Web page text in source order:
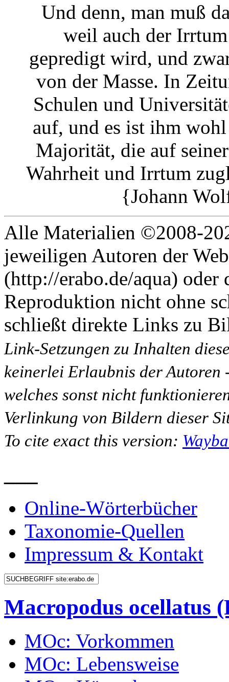
Und denn, man muß
weil auch der
gepredigt wird, und
von der Masse. In
Schulen und
auf, und es ist ihm
Majorität, die auf
Wahrheit und Irrtum
{Johann
Alle Materialien ©2008-
jeweiligen Autoren der
(http://erabo.de/aqua) oder
Reproduktion nicht ohne
schließt direkte Links zu
Link-Setzungen zu Inhalten
keinerlei Erlaubnis der Autoren
welches sonst nicht
Verlinkung von Bildern dieser
To cite exact this version:
Online-Wörterbücher
Taxonomie-Quellen
Impressum & Kontakt
Macropodus ocellatus
MOc: Vorkommen
MOc: Lebensweise